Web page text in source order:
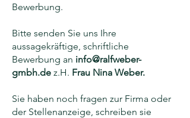
Bewerbung.
Bitte senden Sie uns Ihre
aussagekräftige, schriftliche
Bewerbung an info@ralfweber-
gmbh.de z.H. Frau Nina Weber.
Sie haben noch fragen zur Firma oder
der Stellenanzeige, schreiben sie